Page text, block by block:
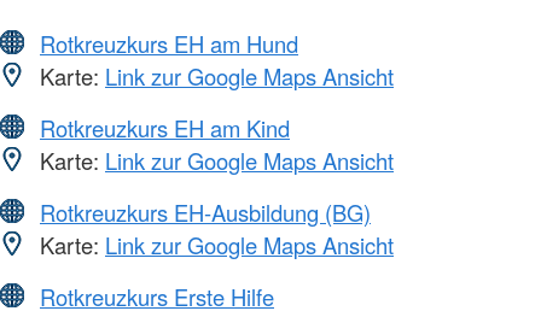
Rotkreuzkurs EH am Hund
Karte: Link zur Google Maps Ansicht
Rotkreuzkurs EH am Kind
Karte: Link zur Google Maps Ansicht
Rotkreuzkurs EH-Ausbildung (BG)
Karte: Link zur Google Maps Ansicht
Rotkreuzkurs Erste Hilfe